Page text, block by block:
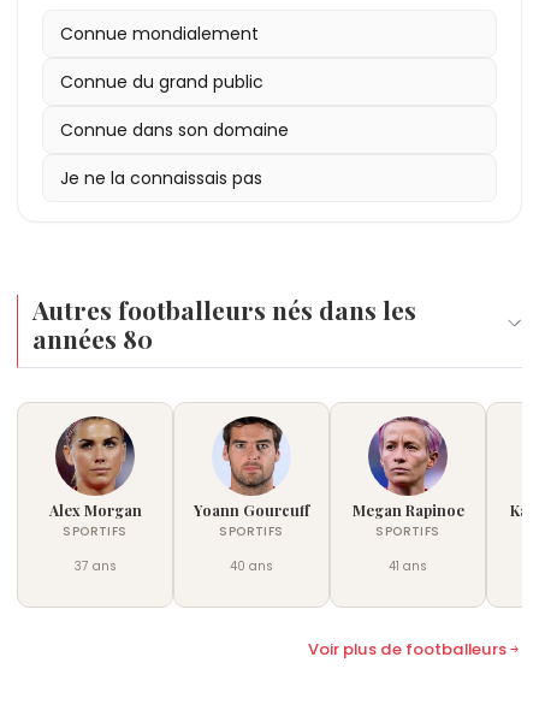
Connue mondialement
Connue du grand public
Connue dans son domaine
Je ne la connaissais pas
Autres footballeurs nés dans les
années 80
Alex Morgan
SPORTIFS
37 ans
Yoann Gourcuff
SPORTIFS
40 ans
Megan Rapinoe
SPORTIFS
41 ans
Voir plus de footballeurs